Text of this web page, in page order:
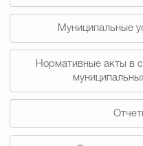
комиссия
Государственные
Муниципальные
Нормативные акты в